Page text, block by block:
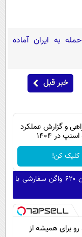
به ایران آماده
خبر قبل
و گزارش عملکرد
در ۱۴۰۴
کلیک کن!
زیبایی به سبک ژاپنی ببینید: داتسون ۶۲۰ واگن سفارشی با
رو برای همیشه از